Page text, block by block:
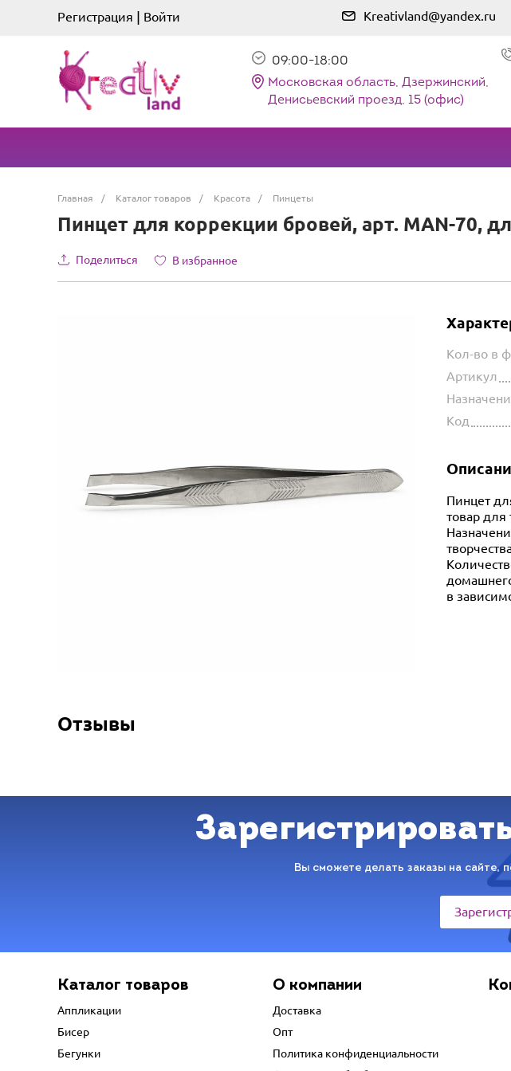
Регистрация | Войти Kreativland@yandex.ru
09:00-18:00
Московская область, Дзержинский,
Денисьевский проезд, 15 (офис)
Главная / Каталог товаров / Красота / Пинцеты
Пинцет для коррекции бровей, арт. MAN-70,
Поделиться В избранное
Кол-во в
Артикул
Код
Пинцет
товар для
в
Отзывы
Вы сможете делать заказы на сайте,
Каталог товаров
Аппликации
Бисер
Бегунки
О компании
Доставка
Опт
Политика конфиденциальности